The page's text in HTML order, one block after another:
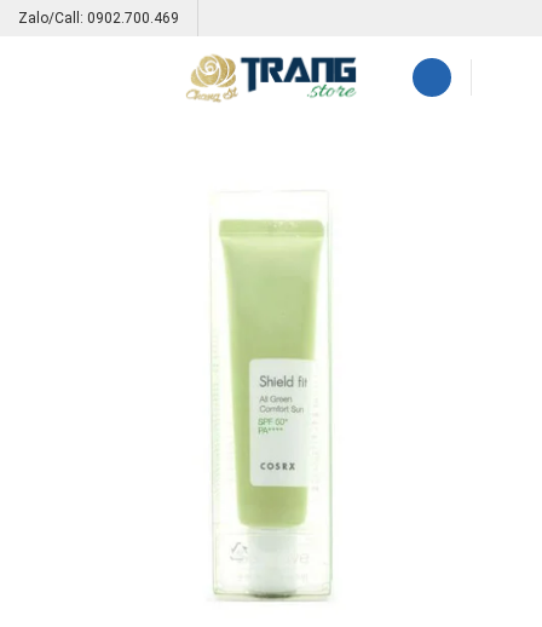
SkipZalo/Call: 0902.700.469